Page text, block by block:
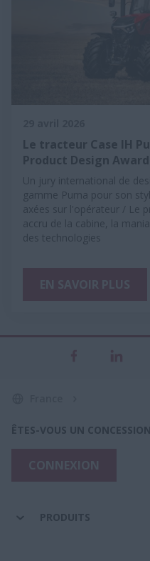
Le tracteur Case IH
Product Design Award
Un jury international de
gamme Puma pour son
axées sur l'opérateur / Le
accru de la cabine, la
des technologies
ÊTES-VOUS UN
PRODUITS